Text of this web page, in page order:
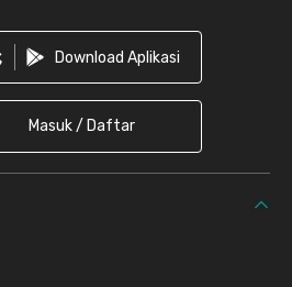
Download Aplikasi
Masuk / Daftar